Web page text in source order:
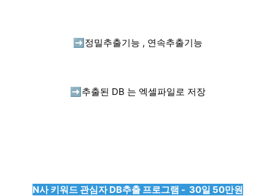
➡️ 정밀추출기능 , 연속추출기능
➡️ 추출된 DB 는 엑셀파일로 저장
N사 키워드 관심자 DB추출 프로그램 - 30일 50만원